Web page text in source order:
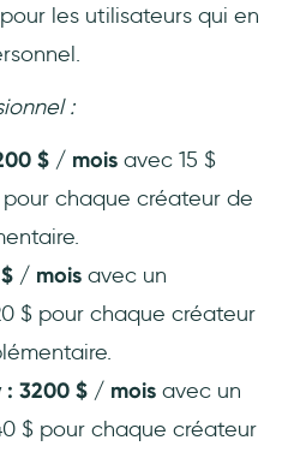
les utilisateurs qui en
:
$ / mois avec 15 $
chaque créateur de
/ mois avec un
$ pour chaque créateur
: 3200 $ / mois avec un
$ pour chaque créateur